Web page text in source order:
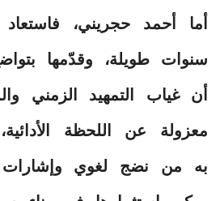
أما أحمد حجريني،
سنوات طويلة، وقدّمها
أن غياب التمهيد الزمني
معزولة عن اللحظة
به من نضج لغوي وإشارات